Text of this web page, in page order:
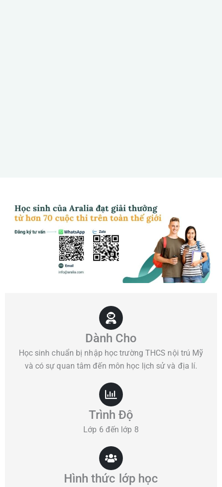
Dành Cho
Học sinh chuẩn bị nhập học trường THCS nội trú Mỹ
và có sự quan tâm đến môn học lịch sử và địa lí.
Trình Độ
Lớp 6 đến lớp 8
Hình thức lớp học